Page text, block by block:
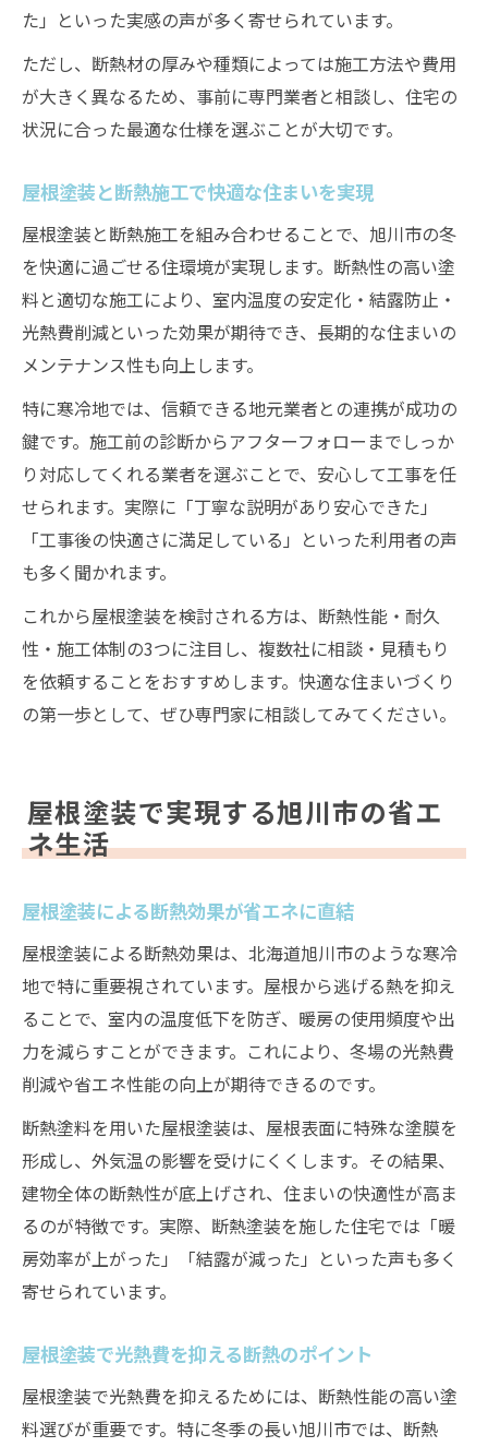
た」といった実感の声が多く寄せられています。
ただし、断熱材の厚みや種類によっては施工方法や費用
が大きく異なるため、事前に専門業者と相談し、住宅の
状況に合った最適な仕様を選ぶことが大切です。
屋根塗装と断熱施工で快適な住まいを実現
屋根塗装と断熱施工を組み合わせることで、旭川市の冬
を快適に過ごせる住環境が実現します。断熱性の高い塗
料と適切な施工により、室内温度の安定化・結露防止・
光熱費削減といった効果が期待でき、長期的な住まいの
メンテナンス性も向上します。
特に寒冷地では、信頼できる地元業者との連携が成功の
鍵です。施工前の診断からアフターフォローまでしっか
り対応してくれる業者を選ぶことで、安心して工事を任
せられます。実際に「丁寧な説明があり安心できた」
「工事後の快適さに満足している」といった利用者の声
も多く聞かれます。
これから屋根塗装を検討される方は、断熱性能・耐久
性・施工体制の3つに注目し、複数社に相談・見積もり
を依頼することをおすすめします。快適な住まいづくり
の第一歩として、ぜひ専門家に相談してみてください。
屋根塗装で実現する旭川市の省エ
ネ生活
屋根塗装による断熱効果が省エネに直結
屋根塗装による断熱効果は、北海道旭川市のような寒冷
地で特に重要視されています。屋根から逃げる熱を抑え
ることで、室内の温度低下を防ぎ、暖房の使用頻度や出
力を減らすことができます。これにより、冬場の光熱費
削減や省エネ性能の向上が期待できるのです。
断熱塗料を用いた屋根塗装は、屋根表面に特殊な塗膜を
形成し、外気温の影響を受けにくくします。その結果、
建物全体の断熱性が底上げされ、住まいの快適性が高ま
るのが特徴です。実際、断熱塗装を施した住宅では「暖
房効率が上がった」「結露が減った」といった声も多く
寄せられています。
屋根塗装で光熱費を抑える断熱のポイント
屋根塗装で光熱費を抑えるためには、断熱性能の高い塗
料選びが重要です。特に冬季の長い旭川市では、断熱